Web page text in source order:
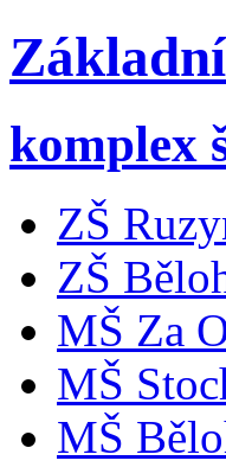
komplex
ZŠ
ZŠ
MŠ Za
MŠ
MŠ